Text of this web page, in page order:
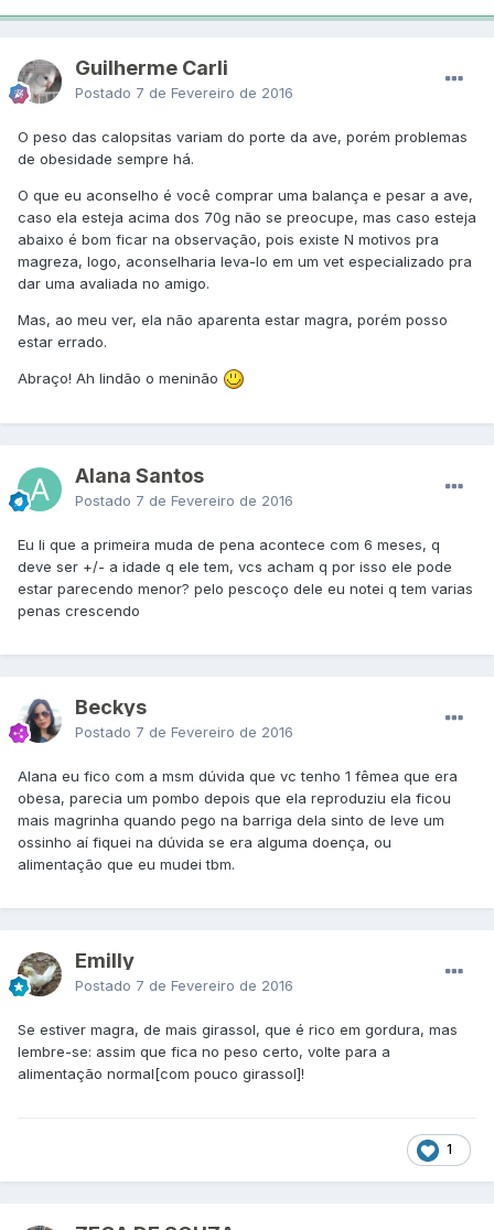
Guilherme Carli
Postado 7 de Fevereiro de 2016
O peso das calopsitas variam do porte da ave, porém problemas
de obesidade sempre há.
O que eu aconselho é você comprar uma balança e pesar a ave,
caso ela esteja acima dos 70g não se preocupe, mas caso esteja
abaixo é bom ficar na observação, pois existe N motivos pra
magreza, logo, aconselharia leva-lo em um vet especializado pra
dar uma avaliada no amigo.
Mas, ao meu ver, ela não aparenta estar magra, porém posso
estar errado.
Abraço! Ah lindão o meninão
Alana Santos
Postado 7 de Fevereiro de 2016
Eu li que a primeira muda de pena acontece com 6 meses, q
deve ser +/- a idade q ele tem, vcs acham q por isso ele pode
estar parecendo menor? pelo pescoço dele eu notei q tem varias
penas crescendo
Beckys
Postado 7 de Fevereiro de 2016
Alana eu fico com a msm dúvida que vc tenho 1 fêmea que era
obesa, parecia um pombo depois que ela reproduziu ela ficou
mais magrinha quando pego na barriga dela sinto de leve um
ossinho aí fiquei na dúvida se era alguma doença, ou
alimentação que eu mudei tbm.
Emilly
Postado 7 de Fevereiro de 2016
Se estiver magra, de mais girassol, que é rico em gordura, mas
lembre-se: assim que fica no peso certo, volte para a
alimentação normal[com pouco girassol]!
1